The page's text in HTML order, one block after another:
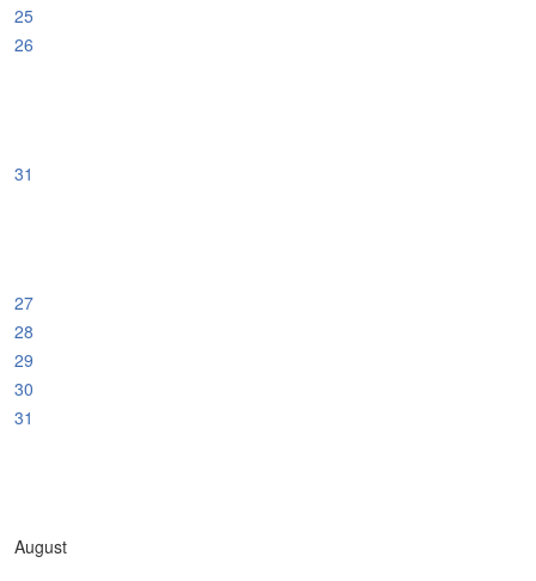
25
26
31
27
28
29
30
31
August